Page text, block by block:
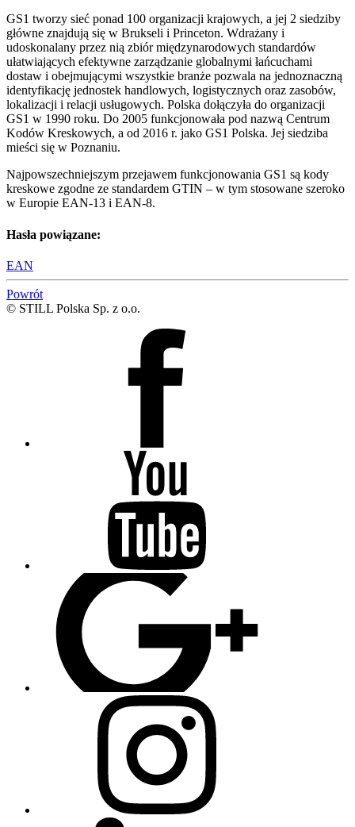
GS1 tworzy sieć ponad 100 organizacji krajowych, a jej 2 siedziby
główne znajdują się w Brukseli i Princeton. Wdrażany i
udoskonalany przez nią zbiór międzynarodowych standardów
ułatwiających efektywne zarządzanie globalnymi łańcuchami
dostaw i obejmującymi wszystkie branże pozwala na jednoznaczną
identyfikację jednostek handlowych, logistycznych oraz zasobów,
lokalizacji i relacji usługowych. Polska dołączyła do organizacji
GS1 w 1990 roku. Do 2005 funkcjonowała pod nazwą Centrum
Kodów Kreskowych, a od 2016 r. jako GS1 Polska. Jej siedziba
mieści się w Poznaniu.
Najpowszechniejszym przejawem funkcjonowania GS1 są kody
kreskowe zgodne ze standardem GTIN – w tym stosowane szeroko
w Europie EAN-13 i EAN-8.
Hasła powiązane:
EAN
Powrót
© STILL Polska Sp. z o.o.